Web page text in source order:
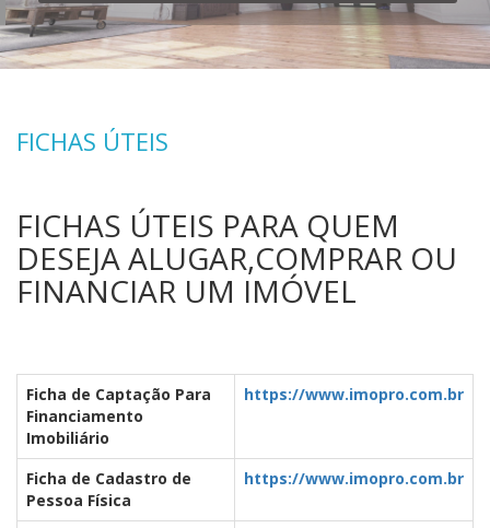
FICHAS ÚTEIS
FICHAS ÚTEIS PARA QUEM
DESEJA ALUGAR,COMPRAR OU
FINANCIAR UM IMÓVEL
Ficha de Captação Para
Financiamento
Imobiliário
https://www.imopro.com.br
Ficha de Cadastro de
Pessoa Física
https://www.imopro.com.br